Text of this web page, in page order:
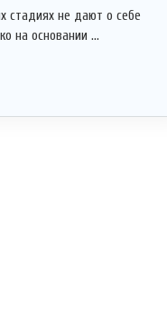
стадиях не дают о себе
на основании ...